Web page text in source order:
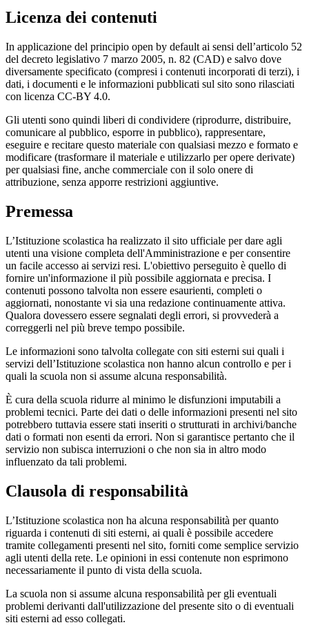
Licenza dei contenuti
In applicazione del principio open by default ai sensi dell’articolo 52
del decreto legislativo 7 marzo 2005, n. 82 (CAD) e salvo dove
diversamente specificato (compresi i contenuti incorporati di terzi), i
dati, i documenti e le informazioni pubblicati sul sito sono rilasciati
con licenza CC-BY 4.0.
Gli utenti sono quindi liberi di condividere (riprodurre, distribuire,
comunicare al pubblico, esporre in pubblico), rappresentare,
eseguire e recitare questo materiale con qualsiasi mezzo e formato e
modificare (trasformare il materiale e utilizzarlo per opere derivate)
per qualsiasi fine, anche commerciale con il solo onere di
attribuzione, senza apporre restrizioni aggiuntive.
Premessa
L’Istituzione scolastica ha realizzato il sito ufficiale per dare agli
utenti una visione completa dell'Amministrazione e per consentire
un facile accesso ai servizi resi. L'obiettivo perseguito è quello di
fornire un'informazione il più possibile aggiornata e precisa. I
contenuti possono talvolta non essere esaurienti, completi o
aggiornati, nonostante vi sia una redazione continuamente attiva.
Qualora dovessero essere segnalati degli errori, si provvederà a
correggerli nel più breve tempo possibile.
Le informazioni sono talvolta collegate con siti esterni sui quali i
servizi dell’Istituzione scolastica non hanno alcun controllo e per i
quali la scuola non si assume alcuna responsabilità.
È cura della scuola ridurre al minimo le disfunzioni imputabili a
problemi tecnici. Parte dei dati o delle informazioni presenti nel sito
potrebbero tuttavia essere stati inseriti o strutturati in archivi/banche
dati o formati non esenti da errori. Non si garantisce pertanto che il
servizio non subisca interruzioni o che non sia in altro modo
influenzato da tali problemi.
Clausola di responsabilità
L’Istituzione scolastica non ha alcuna responsabilità per quanto
riguarda i contenuti di siti esterni, ai quali è possibile accedere
tramite collegamenti presenti nel sito, forniti come semplice servizio
agli utenti della rete. Le opinioni in essi contenute non esprimono
necessariamente il punto di vista della scuola.
La scuola non si assume alcuna responsabilità per gli eventuali
problemi derivanti dall'utilizzazione del presente sito o di eventuali
siti esterni ad esso collegati.